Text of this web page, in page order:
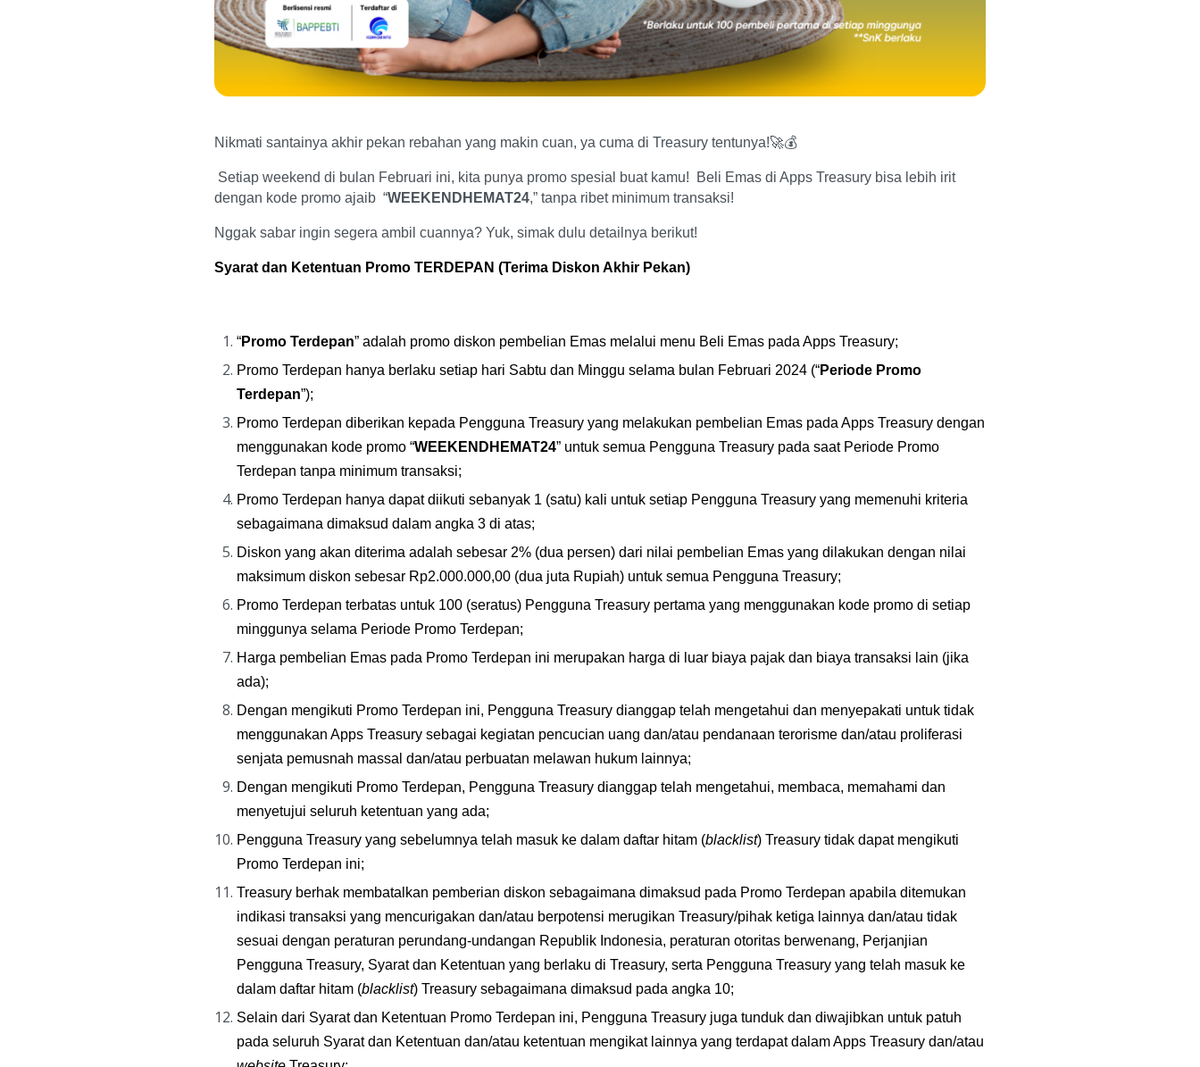
Nikmati santainya akhir pekan rebahan yang makin cuan, ya cuma di Treasury tentunya!🚀💰
Setiap weekend di bulan Februari ini, kita punya promo spesial buat kamu! Beli Emas di Apps Treasury bisa lebih irit
dengan kode promo ajaib “WEEKENDHEMAT24,” tanpa ribet minimum transaksi!
Nggak sabar ingin segera ambil cuannya? Yuk, simak dulu detailnya berikut!
Syarat dan Ketentuan Promo TERDEPAN (Terima Diskon Akhir Pekan)
“Promo Terdepan” adalah promo diskon pembelian Emas melalui menu Beli Emas pada Apps Treasury;
Promo Terdepan hanya berlaku setiap hari Sabtu dan Minggu selama bulan Februari 2024 (“Periode Promo
Terdepan”);
Promo Terdepan diberikan kepada Pengguna Treasury yang melakukan pembelian Emas pada Apps Treasury dengan
menggunakan kode promo “WEEKENDHEMAT24” untuk semua Pengguna Treasury pada saat Periode Promo
Terdepan tanpa minimum transaksi;
Promo Terdepan hanya dapat diikuti sebanyak 1 (satu) kali untuk setiap Pengguna Treasury yang memenuhi kriteria
sebagaimana dimaksud dalam angka 3 di atas;
Diskon yang akan diterima adalah sebesar 2% (dua persen) dari nilai pembelian Emas yang dilakukan dengan nilai
maksimum diskon sebesar Rp2.000.000,00 (dua juta Rupiah) untuk semua Pengguna Treasury;
Promo Terdepan terbatas untuk 100 (seratus) Pengguna Treasury pertama yang menggunakan kode promo di setiap
minggunya selama Periode Promo Terdepan;
Harga pembelian Emas pada Promo Terdepan ini merupakan harga di luar biaya pajak dan biaya transaksi lain (jika
ada);
Dengan mengikuti Promo Terdepan ini, Pengguna Treasury dianggap telah mengetahui dan menyepakati untuk tidak
menggunakan Apps Treasury sebagai kegiatan pencucian uang dan/atau pendanaan terorisme dan/atau proliferasi
senjata pemusnah massal dan/atau perbuatan melawan hukum lainnya;
Dengan mengikuti Promo Terdepan, Pengguna Treasury dianggap telah mengetahui, membaca, memahami dan
menyetujui seluruh ketentuan yang ada;
Pengguna Treasury yang sebelumnya telah masuk ke dalam daftar hitam (blacklist) Treasury tidak dapat mengikuti
Promo Terdepan ini;
Treasury berhak membatalkan pemberian diskon sebagaimana dimaksud pada Promo Terdepan apabila ditemukan
indikasi transaksi yang mencurigakan dan/atau berpotensi merugikan Treasury/pihak ketiga lainnya dan/atau tidak
sesuai dengan peraturan perundang-undangan Republik Indonesia, peraturan otoritas berwenang, Perjanjian
Pengguna Treasury, Syarat dan Ketentuan yang berlaku di Treasury, serta Pengguna Treasury yang telah masuk ke
dalam daftar hitam (blacklist) Treasury sebagaimana dimaksud pada angka 10;
Selain dari Syarat dan Ketentuan Promo Terdepan ini, Pengguna Treasury juga tunduk dan diwajibkan untuk patuh